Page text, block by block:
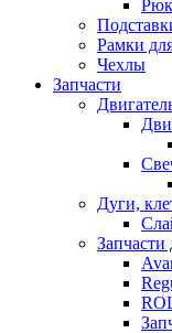
Рамки
Чехлы
Запчасти
Дуги,
Запчасти